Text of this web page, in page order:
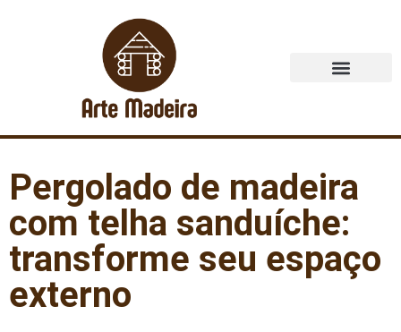
Pergolado de madeira
com telha sanduíche:
transforme seu espaço
externo